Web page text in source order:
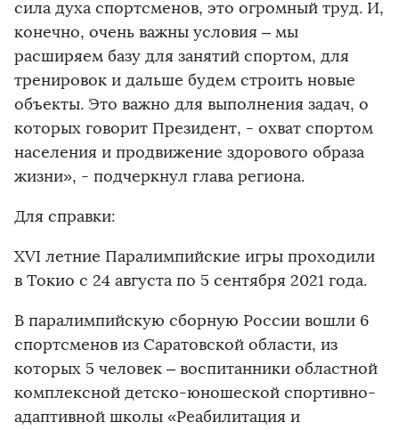
сила духа спортсменов, это огромный труд. И,
конечно, очень важны условия – мы
расширяем базу для занятий спортом, для
тренировок и дальше будем строить новые
объекты. Это важно для выполнения задач, о
которых говорит Президент, - охват спортом
населения и продвижение здорового образа
жизни», - подчеркнул глава региона.
Для справки:
XVI летние Паралимпийские игры проходили
в Токио с 24 августа по 5 сентября 2021 года.
В паралимпийскую сборную России вошли 6
спортсменов из Саратовской области, из
которых 5 человек – воспитанники областной
комплексной детско-юношеской спортивно-
адаптивной школы «Реабилитация и